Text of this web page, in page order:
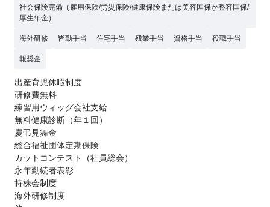
社会保険完備（雇用保険/労災保険/健康保険または美容国保か整容国保/
厚生年金）
海外研修 皆勤手当 住宅手当 残業手当 資格手当 役職手当
報奨金
出産育児休暇制度
研修費無料
練習用ウィッグ会社支給
無料健康診断（年１回）
慶弔見舞金
総合福祉団体定期保険
カットコンテスト（社員総会）
永年勤続者表彰
持株会制度
海外研修制度